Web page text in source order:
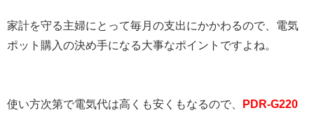
家計を守る主婦にとって毎月の支出にかかわるので、電気
ポット購入の決め手になる大事なポイントですよね。
使い方次第で電気代は高くも安くもなるので、
PDR-G220